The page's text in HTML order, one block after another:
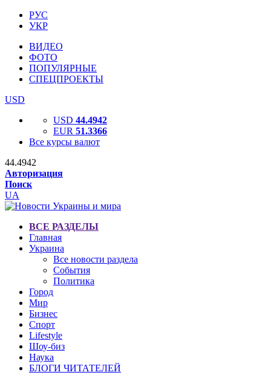
РУС
УКР
ВИДЕО
ФОТО
ПОПУЛЯРНЫЕ
СПЕЦПРОЕКТЫ
USD
USD 44.4942
EUR 51.3366
Все курсы валют
44.4942
Авторизация
Поиск
UA
ВСЕ РАЗДЕЛЫ
Главная
Украина
Все новости раздела
События
Политика
Город
Мир
Бизнес
Спорт
Lifestyle
Шоу-биз
Наука
БЛОГИ ЧИТАТЕЛЕЙ